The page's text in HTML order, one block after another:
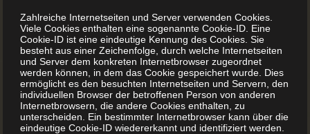
Backbuch?
Kochbücher werden nach ganz ähnlichen Kriterien
produziert wie ein Backbuch. Ob es dabei um die
Herstellung von einem Keks oder anderer Rezepte geht, ist
erst einmal zweitrangig. Auch Texte sind weniger wichtig
als z. B. in einem Roman.
Zahlreiche Internetseiten und Server verwenden Cookies.
Viele Cookies enthalten eine sogenannte Cookie-ID. Eine
Cookie-ID ist eine eindeutige Kennung des Cookies. Sie
besteht aus einer Zeichenfolge, durch welche Internetseiten
und Server dem konkreten Internetbrowser zugeordnet
werden können, in dem das Cookie gespeichert wurde. Dies
ermöglicht es den besuchten Internetseiten und Servern, den
individuellen Browser der betroffenen Person von anderen
Internetbrowsern, die andere Cookies enthalten, zu
unterscheiden. Ein bestimmter Internetbrowser kann über die
eindeutige Cookie-ID wiedererkannt und identifiziert werden.